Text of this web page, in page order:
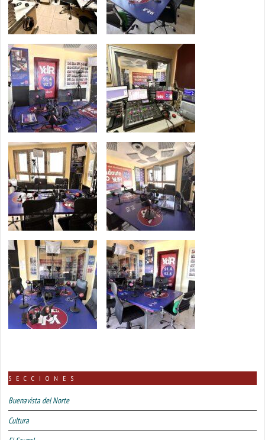
SECCIONES
Buenavista del Norte
Cultura